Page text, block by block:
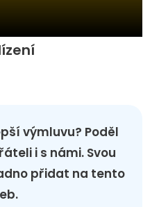
výmluvu? Poděl
i s námi. Svou
přidat na tento